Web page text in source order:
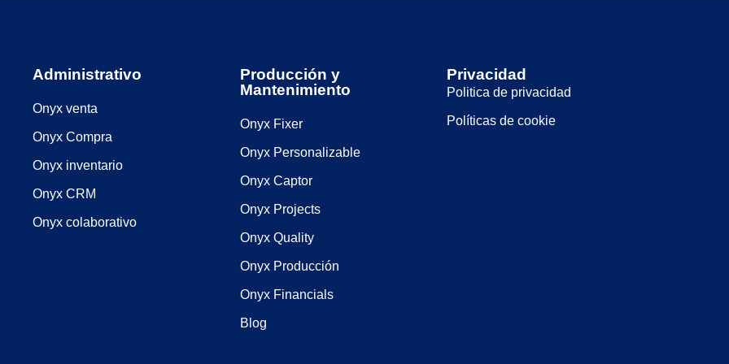
Administrativo
Onyx venta
Onyx Compra
Onyx inventario
Onyx CRM
Onyx colaborativo
Producción y
Mantenimiento
Onyx Fixer
Onyx Personalizable
Onyx Captor
Onyx Projects
Onyx Quality
Onyx Producción
Onyx Financials
Blog
Privacidad
Politica de privacidad
Políticas de cookie